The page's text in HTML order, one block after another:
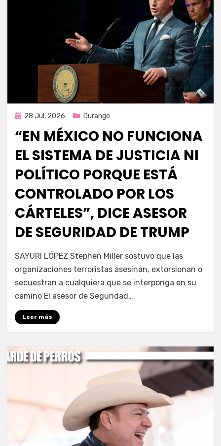
Publicada
28 Jul, 2026 Durango
“EN MÉXICO NO FUNCIONA
EL SISTEMA DE JUSTICIA NI
POLÍTICO PORQUE ESTÁ
CONTROLADO POR LOS
CÁRTELES”, DICE ASESOR
DE SEGURIDAD DE TRUMP
porFernando Miranda Servín
SAYURI LÓPEZ Stephen Miller sostuvo que las
organizaciones terroristas asesinan, extorsionan o
secuestran a cualquiera que se interponga en su
camino El asesor de Seguridad…
Leer más